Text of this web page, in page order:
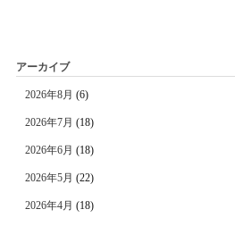
アーカイブ
2026年8月 (6)
2026年7月 (18)
2026年6月 (18)
2026年5月 (22)
2026年4月 (18)